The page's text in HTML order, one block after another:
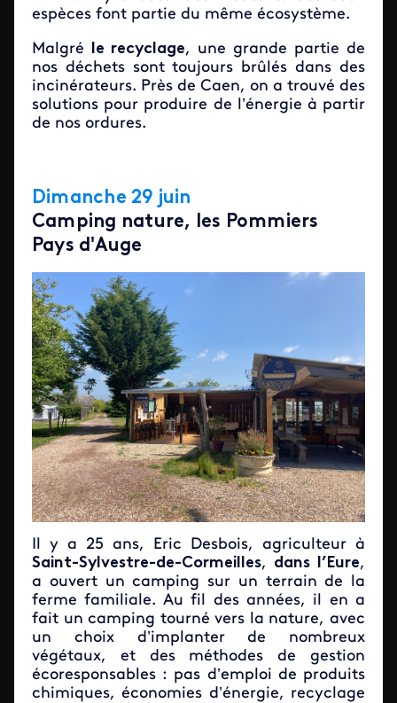
espèces font partie du même écosystème.
Malgré le recyclage, une grande partie de
nos déchets sont toujours brûlés dans des
incinérateurs. Près de Caen, on a trouvé des
solutions pour produire de l’énergie à partir
de nos ordures.
Dimanche 29 juin
Camping nature, les Pommiers
Pays d'Auge
Il y a 25 ans, Eric Desbois, agriculteur à
Saint-Sylvestre-de-Cormeilles, dans l’Eure,
a ouvert un camping sur un terrain de la
ferme familiale. Au fil des années, il en a
fait un camping tourné vers la nature, avec
un choix d’implanter de nombreux
végétaux, et des méthodes de gestion
écoresponsables : pas d’emploi de produits
chimiques, économies d’énergie, recyclage